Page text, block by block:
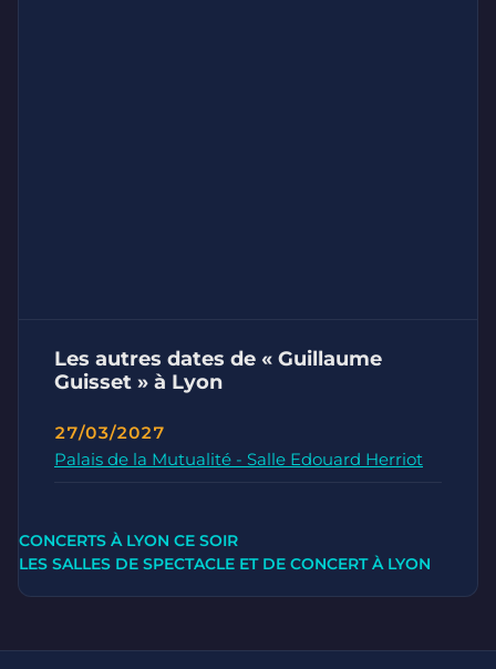
Les autres dates de « Guillaume
Guisset » à Lyon
27/03/2027
Palais de la Mutualité - Salle Edouard Herriot
CONCERTS À LYON CE SOIR
LES SALLES DE SPECTACLE ET DE CONCERT À LYON